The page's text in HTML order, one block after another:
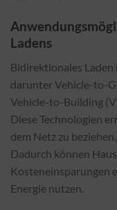
Ladens
Bidirektionales
darunter Vehicle-to-
Vehicle-to-Building
Diese Technologien
dem Netz zu
Dadurch können
Kosteneinsparungen
Energie nutzen.